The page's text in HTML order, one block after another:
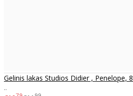
Gelinis lakas Studios Didier , Penelope,
..